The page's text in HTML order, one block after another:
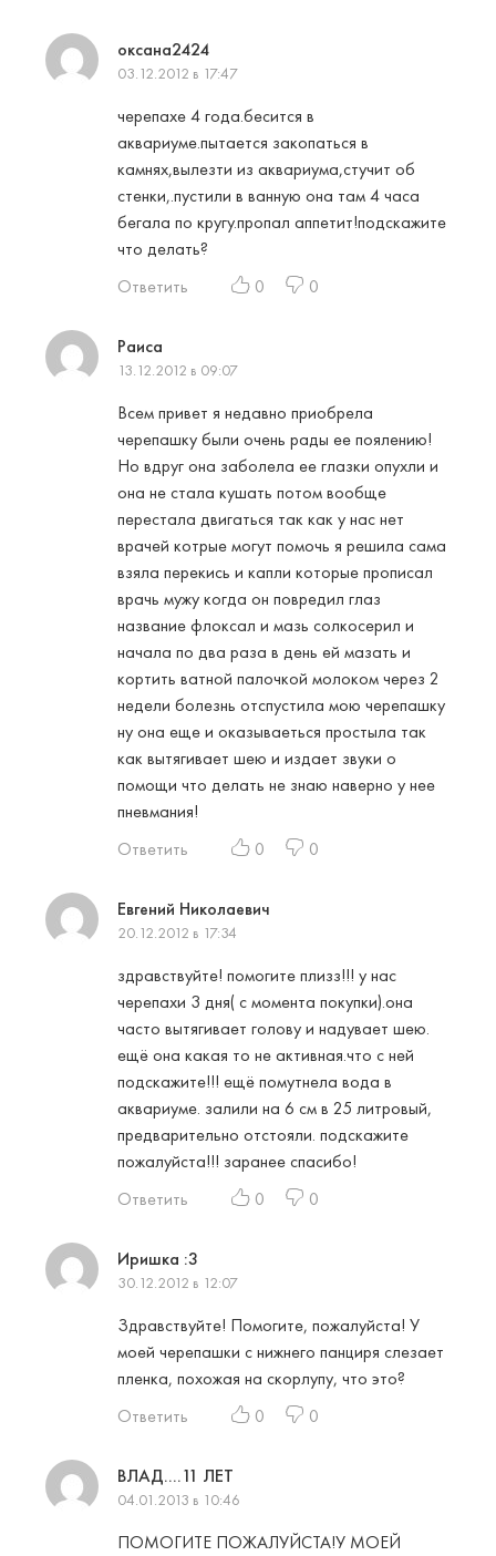
оксана2424
03.12.2012 в 17:47
черепахе 4 года.бесится в
аквариуме.пытается закопаться в
камнях,вылезти из аквариума,стучит об
стенки,.пустили в ванную она там 4 часа
бегала по кругу.пропал аппетит!подскажите
что делать?
Ответить
0 0
Раиса
13.12.2012 в 09:07
Всем привет я недавно приобрела
черепашку были очень рады ее поялению!
Но вдруг она заболела ее глазки опухли и
она не стала кушать потом вообще
перестала двигаться так как у нас нет
врачей котрые могут помочь я решила сама
взяла перекись и капли которые прописал
врачь мужу когда он повредил глаз
название флоксал и мазь солкосерил и
начала по два раза в день ей мазать и
кортить ватной палочкой молоком через 2
недели болезнь отспустила мою черепашку
ну она еще и оказываеться простыла так
как вытягивает шею и издает звуки о
помощи что делать не знаю наверно у нее
пневмания!
Ответить
0 0
Евгений Николаевич
20.12.2012 в 17:34
здравствуйте! помогите плизз!!! у нас
черепахи 3 дня( с момента покупки).она
часто вытягивает голову и надувает шею.
ещё она какая то не активная.что с ней
подскажите!!! ещё помутнела вода в
аквариуме. залили на 6 см в 25 литровый,
предварительно отстояли. подскажите
пожалуйста!!! заранее спасибо!
Ответить
0 0
Иришка :3
30.12.2012 в 12:07
Здравствуйте! Помогите, пожалуйста! У
моей черепашки с нижнего панциря слезает
пленка, похожая на скорлупу, что это?
Ответить
0 0
ВЛАД....11 ЛЕТ
04.01.2013 в 10:46
ПОМОГИТЕ ПОЖАЛУЙСТА!У МОЕЙ